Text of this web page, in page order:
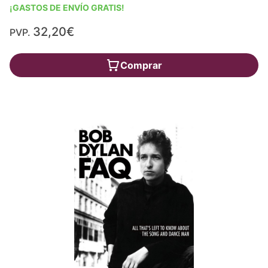
¡GASTOS DE ENVÍO GRATIS!
PVP. 32,20€
Comprar